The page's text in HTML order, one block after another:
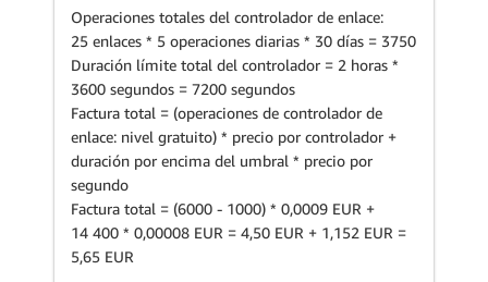
Operaciones totales del controlador de enlace:
25 enlaces * 5 operaciones diarias * 30 días = 3750
Duración límite total del controlador = 2 horas *
3600 segundos = 7200 segundos
Factura total = (operaciones de controlador de
enlace: nivel gratuito) * precio por controlador +
duración por encima del umbral * precio por
segundo
Factura total = (6000 - 1000) * 0,0009 EUR +
14 400 * 0,00008 EUR = 4,50 EUR + 1,152 EUR =
5,65 EUR